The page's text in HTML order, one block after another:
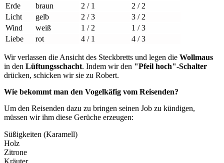
Erde
braun 2 / 1
2 / 2
Licht
gelb 2 / 3
3 / 2
Wind
weiß 1 / 2
1 / 3
Liebe
rot 4 / 1 4 / 3
Wir verlassen die Ansicht des Steckbretts und legen die Wollmaus
in den Lüftungsschacht. Indem wir den "Pfeil hoch"-Schalter
drücken, schicken wir sie zu Robert.
Wie bekommt man den Vogelkäfig vom Reisenden?
Um den Reisenden dazu zu bringen seinen Job zu kündigen,
müssen wir ihm diese Gerüche erzeugen:
Süßigkeiten (Karamell)
Holz
Zitrone